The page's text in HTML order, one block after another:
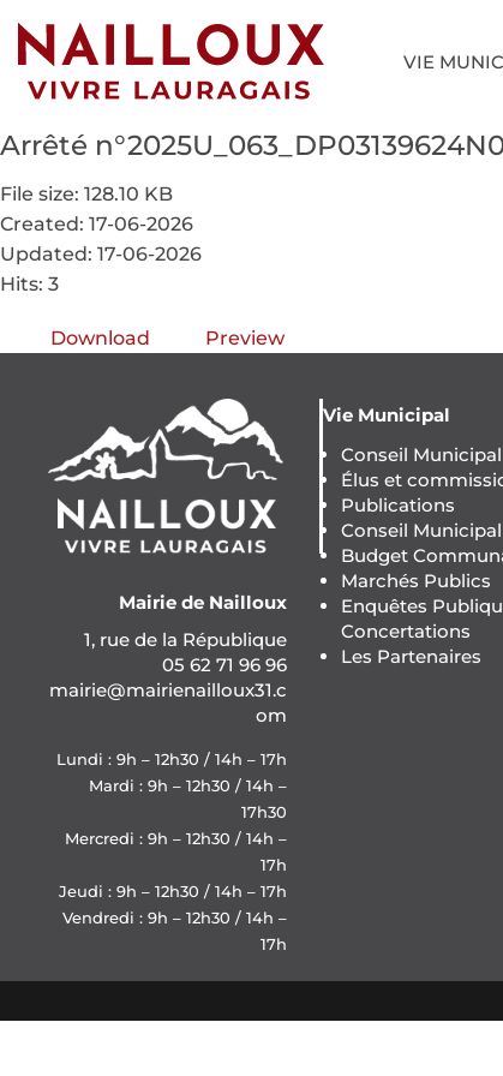
VIE
Arrêté
File size: 128.10 KB
Created: 17-06-2026
Updated: 17-06-2026
Hits: 3
Download Preview
Mairie de Nailloux
1, rue de la République
05 62 71 96 96
mairie@mairienailloux31.c
om
Lundi : 9h – 12h30 / 14h – 17h
Mardi : 9h – 12h30 / 14h –
17h30
Mercredi : 9h – 12h30 / 14h –
17h
Jeudi : 9h – 12h30 / 14h – 17h
Vendredi : 9h – 12h30 / 14h –
17h
Vie Municipal
Conseil Municipal
Élus et
Publications
Conseil
Budget
Marchés Publics
Enquêtes
Concertations
Les Partenaires